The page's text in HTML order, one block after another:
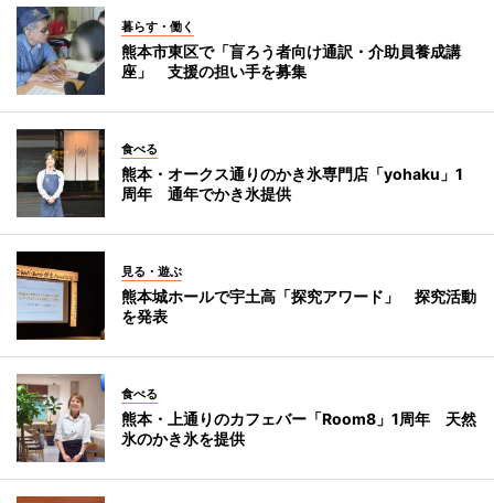
暮らす・働く
熊本市東区で「盲ろう者向け通訳・介助員養成講
座」 支援の担い手を募集
食べる
熊本・オークス通りのかき氷専門店「yohaku」1
周年 通年でかき氷提供
見る・遊ぶ
熊本城ホールで宇土高「探究アワード」 探究活動
を発表
食べる
熊本・上通りのカフェバー「Room8」1周年 天然
氷のかき氷を提供